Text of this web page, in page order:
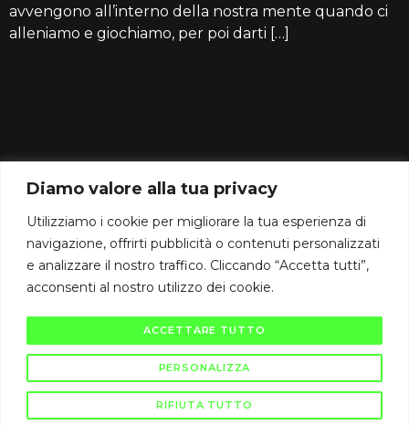
Diamo valore alla tua privacy
Utilizziamo i cookie per migliorare la tua esperienza di
navigazione, offrirti pubblicità o contenuti personalizzati
e analizzare il nostro traffico. Cliccando “Accetta tutti”,
acconsenti al nostro utilizzo dei cookie.
PERSONALIZZA
RIFIUTA TUTTO
ACCETTARE TUTTO
avvengono all’interno della nostra mente quando ci
alleniamo e giochiamo, per poi darti […]
IT03864960129
Gallarate (VA) Via Raffaello Sanzio 2/B
info@cambiodicampo.com
assistenza@cambiodicampo.com
Termini e condizioni